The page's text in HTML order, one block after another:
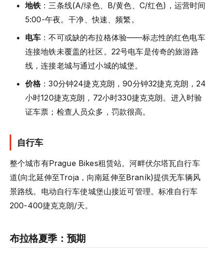
地铁：三条线(A/绿色、B/黄色、C/红色)，运营时间
5:00-午夜。干净、快速、频繁。
电车 ：不可或缺的布拉格体验——标志性的红色电车
连接地铁未覆盖的社区。22号电车是传奇的旅游路
线，连接老城与通过小城的城堡。
价格：30分钟24捷克克朗，90分钟32捷克克朗，24
小时120捷克克朗，72小时330捷克克朗。进入时验
证车票；检查人员众多，罚款很高。
自行车
整个城市有Prague Bikes租赁站。河畔伏尔塔瓦自行车
道(向北延伸至Troja，向南延伸至Braník)提供无车辆风
景路线。电动自行车使城堡山接近可管理。标准自行车
200-400捷克克朗/天。
布拉格夏季：预期